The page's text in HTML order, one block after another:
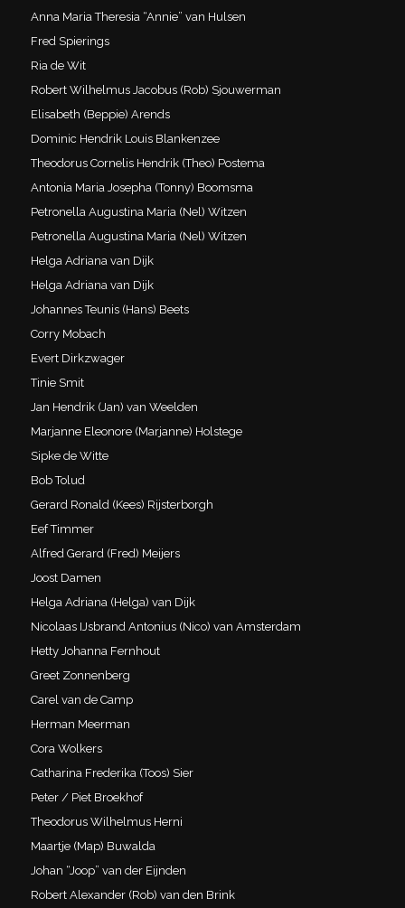
Anna Maria Theresia “Annie” van Hulsen
Fred Spierings
Ria de Wit
Robert Wilhelmus Jacobus (Rob) Sjouwerman
Elisabeth (Beppie) Arends
Dominic Hendrik Louis Blankenzee
Theodorus Cornelis Hendrik (Theo) Postema
Antonia Maria Josepha (Tonny) Boomsma
Petronella Augustina Maria (Nel) Witzen
Petronella Augustina Maria (Nel) Witzen
Helga Adriana van Dijk
Helga Adriana van Dijk
Johannes Teunis (Hans) Beets
Corry Mobach
Evert Dirkzwager
Tinie Smit
Jan Hendrik (Jan) van Weelden
Marjanne Eleonore (Marjanne) Holstege
Sipke de Witte
Bob Tolud
Gerard Ronald (Kees) Rijsterborgh
Eef Timmer
Alfred Gerard (Fred) Meijers
Joost Damen
Helga Adriana (Helga) van Dijk
Nicolaas IJsbrand Antonius (Nico) van Amsterdam
Hetty Johanna Fernhout
Greet Zonnenberg
Carel van de Camp
Herman Meerman
Cora Wolkers
Catharina Frederika (Toos) Sier
Peter / Piet Broekhof
Theodorus Wilhelmus Herni
Maartje (Map) Buwalda
Johan “Joop” van der Eijnden
Robert Alexander (Rob) van den Brink